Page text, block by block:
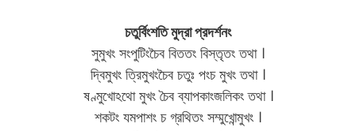
চতুর্বিংশতি মুদ্রা প্রদর্শনং
সুমুখং সংপুটিংচৈব বিততং বিস্তৃতং তথা ।
দ্বিমুখং ত্রিমুখংচৈব চতুঃ পংচ মুখং তথা ।
ষণ্মুখোঽথো মুখং চৈব ব্যাপকাংজলিকং তথা ।
শকটং যমপাশং চ গ্রথিতং সম্মুখোন্মুখং ।